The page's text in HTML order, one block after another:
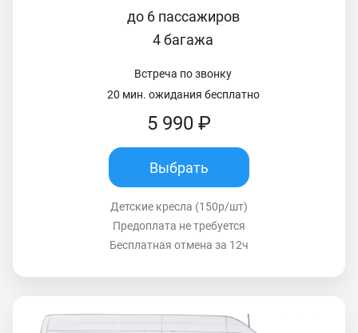
до 6 пассажиров
4 багажа
Встреча по звонку
20 мин. ожидания бесплатно
5 990 ₽
Выбрать
Детские кресла (150р/шт)
Предоплата не требуется
Бесплатная отмена за 12ч